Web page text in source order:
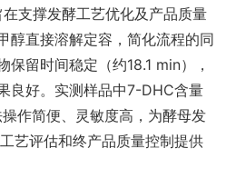
支撑发酵工艺优化及产品质量
醇直接溶解定容，简化流程的同
保留时间稳定（约18.1 min），
良好。实测样品中7-DHC含量
作简便、灵敏度高，为酵母发
艺评估和终产品质量控制提供